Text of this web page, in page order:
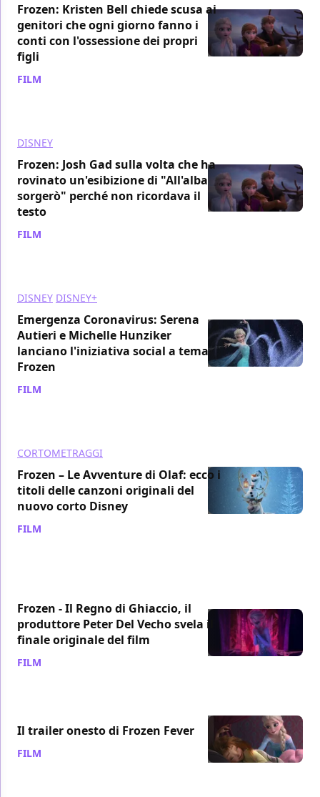
Frozen: Kristen Bell chiede scusa ai
genitori che ogni giorno fanno i
conti con l'ossessione dei propri
figli
FILM
DISNEY
Frozen: Josh Gad sulla volta che ha
rovinato un'esibizione di "All'alba
sorgerò" perché non ricordava il
testo
FILM
DISNEY DISNEY+
Emergenza Coronavirus: Serena
Autieri e Michelle Hunziker
lanciano l'iniziativa social a tema
Frozen
FILM
CORTOMETRAGGI
Frozen – Le Avventure di Olaf: ecco i
titoli delle canzoni originali del
nuovo corto Disney
FILM
Frozen - Il Regno di Ghiaccio, il
produttore Peter Del Vecho svela il
finale originale del film
FILM
Il trailer onesto di Frozen Fever
FILM